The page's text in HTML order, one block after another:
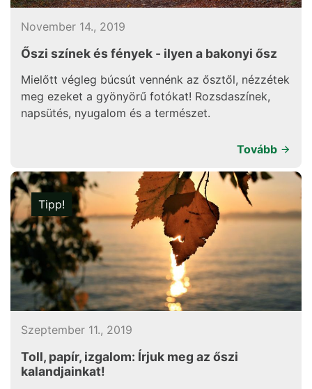
November 14., 2019
Őszi színek és fények - ilyen a bakonyi ősz
Mielőtt végleg búcsút vennénk az ősztől, nézzétek
meg ezeket a gyönyörű fotókat! Rozsdaszínek,
napsütés, nyugalom és a természet.
Tovább
Tipp!
Szeptember 11., 2019
Toll, papír, izgalom: Írjuk meg az őszi
kalandjainkat!